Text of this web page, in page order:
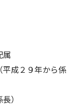
属
成２９年から係
）